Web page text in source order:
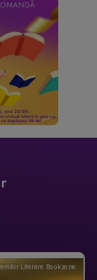
Literare Bookzone